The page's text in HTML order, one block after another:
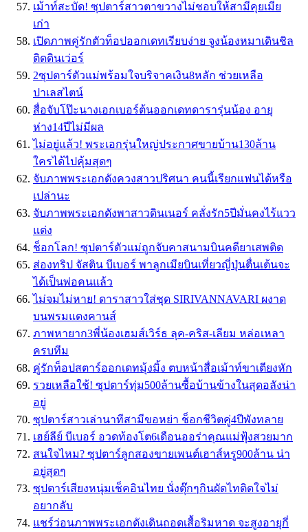
เม้าท์สะบัด! ซุปตาร์สาวตาขวางไม่ชอบให้สามีคุยเมีย
เก่า
เปิดภาพคู่รักตัวท็อปออกเดทเรียบง่าย จูงน้องหมาเดินชิล
ติดดินเว่อร์
2ซุปตาร์ตัวแม่พร้อมใจบริจาคเงิน8หลัก ช่วยเหลือ
ปาเลสไตน์
สื่อจับโป๊ะนางเอกเบอร์ต้นออกเดทดารารุ่นน้อง อายุ
ห่าง14ปีไม่มีผล
ไม่อยู่แล้ว! พระเอกรุ่นใหญ่ประกาศขายบ้าน130ล้าน
ใครได้ไปคุ้มสุดๆ
จับภาพพระเอกดังควงสาวปริศนา คนนี้เรียกแฟนได้หรือ
เปล่านะ
จับภาพพระเอกดังพาสาวดินเนอร์ คลั่งรัก5ปีมั่นคงไร้แวว
แต่ง
ช็อกโลก! ซุปตาร์ตัวแม่ถูกจับคาสนามบินคดียาเสพติด
ส่องทริป จัสติน บีเบอร์ พาลูกเมียบินเที่ยวญี่ปุ่นตื่นเต้นจะ
ได้เป็นพ่อคนแล้ว
ไม่จมไม่หาย! ดาราสาวใส่ชุด SIRIVANNAVARI ผงาด
บนพรมแดงคานส์
ภาพหายาก3พี่น้องเฮมส์เวิร์ธ ลุค-คริส-เลียม หล่อเหลา
ครบทีม
คู่รักท็อปสตาร์ออกเดทมุ้งมิ้ง ตบหน้าสื่อเม้าท์ขาเตียงหัก
รวยเหลือใช้! ซุปตาร์ทุ่ม500ล้านซื้อบ้านข้างในสุดอลังน่า
อยู่
ซุปตาร์สาวเล่านาทีสามีขอหย่า ช็อกชีวิตคู่4ปีพังทลาย
เฮย์ลีย์ บีเบอร์ อวดท้องโต6เดือนออร่าคุณแม่ฟุ้งสวยมาก
สนใจไหม? ซุปตาร์ลูกสองขายเพนต์เฮาส์หรู900ล้าน น่า
อยู่สุดๆ
ซุปตาร์เสียงหนุ่มเช็คอินไทย นั่งตุ๊กๆกินผัดไทติดใจไม่
อยากลับ
แชร์ว่อนภาพพระเอกดังเดินถอดเสื้อริมหาด จะสูงอายุกี่